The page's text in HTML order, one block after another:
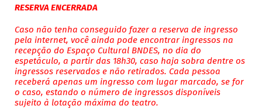
RESERVA ENCERRADA
Caso não tenha conseguido fazer a reserva de ingresso
pela internet, você ainda pode encontrar ingressos na
recepção do Espaço Cultural BNDES, no dia do
espetáculo, a partir das 18h30, caso haja sobra dentre os
ingressos reservados e não retirados. Cada pessoa
receberá apenas um ingresso com lugar marcado, se for
o caso, estando o número de ingressos disponíveis
sujeito à lotação máxima do teatro.